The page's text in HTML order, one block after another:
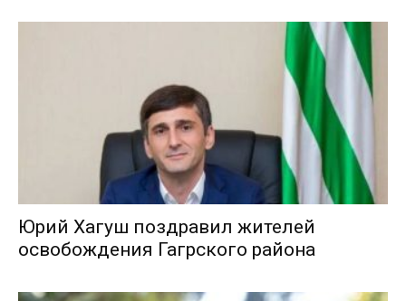
Юрий Хагуш поздравил жителей
освобождения Гагрского района